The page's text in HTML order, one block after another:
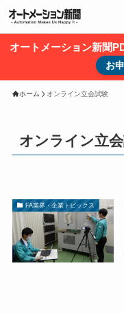
オートメーション新聞
お
ホーム オンライン立会試験
オンライン立
FA業界・企業トピックス